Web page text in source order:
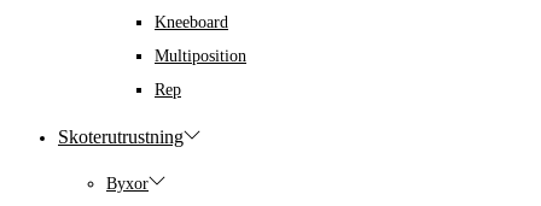
Kneeboard
Multiposition
Rep
Skoterutrustning
Byxor